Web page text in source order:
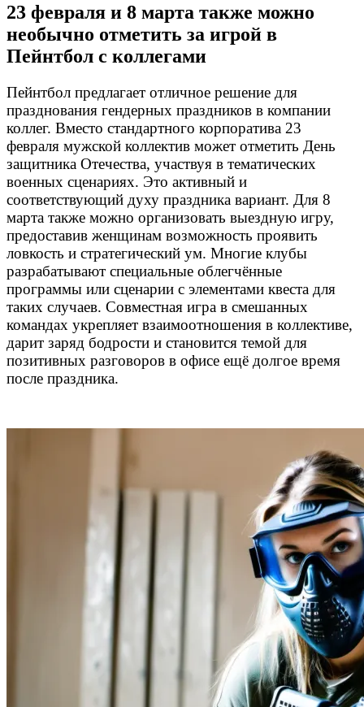
23 февраля и 8 марта также можно
необычно отметить за игрой в
Пейнтбол с коллегами
Пейнтбол предлагает отличное решение для
празднования гендерных праздников в компании
коллег. Вместо стандартного корпоратива 23
февраля мужской коллектив может отметить День
защитника Отечества, участвуя в тематических
военных сценариях. Это активный и
соответствующий духу праздника вариант. Для 8
марта также можно организовать выездную игру,
предоставив женщинам возможность проявить
ловкость и стратегический ум. Многие клубы
разрабатывают специальные облегчённые
программы или сценарии с элементами квеста для
таких случаев. Совместная игра в смешанных
командах укрепляет взаимоотношения в коллективе,
дарит заряд бодрости и становится темой для
позитивных разговоров в офисе ещё долгое время
после праздника.